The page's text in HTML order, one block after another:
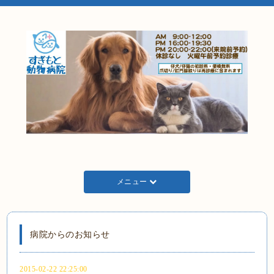
メニュー
病院からのお知らせ
2015-02-22 22:25:00